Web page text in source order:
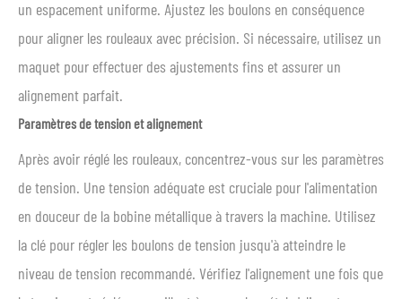
un espacement uniforme. Ajustez les boulons en conséquence
pour aligner les rouleaux avec précision. Si nécessaire, utilisez un
maquet pour effectuer des ajustements fins et assurer un
alignement parfait.
Paramètres de tension et alignement
Après avoir réglé les rouleaux, concentrez-vous sur les paramètres
de tension. Une tension adéquate est cruciale pour l'alimentation
en douceur de la bobine métallique à travers la machine. Utilisez
la clé pour régler les boulons de tension jusqu'à atteindre le
niveau de tension recommandé. Vérifiez l'alignement une fois que